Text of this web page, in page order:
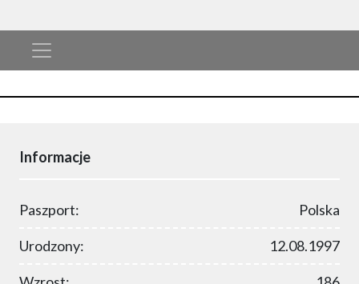
Informacje
Paszport: Polska
Urodzony: 12.08.1997